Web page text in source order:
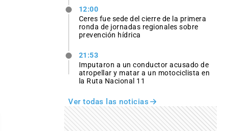
12:00
Ceres fue sede del cierre de la primera
ronda de jornadas regionales sobre
prevención hídrica
21:53
Imputaron a un conductor acusado de
atropellar y matar a un motociclista en
la Ruta Nacional 11
Ver todas las noticias